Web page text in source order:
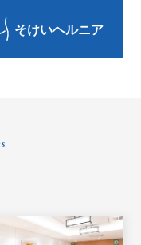
そけいヘルニア